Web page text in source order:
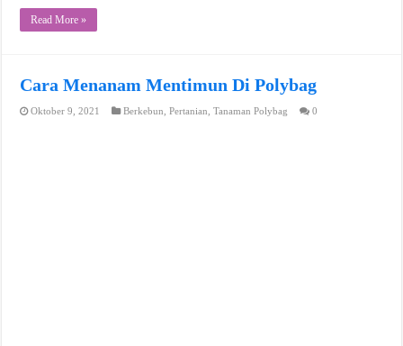
Read More »
Cara Menanam Mentimun Di Polybag
Oktober 9, 2021 Berkebun ,Pertanian ,Tanaman Polybag 0